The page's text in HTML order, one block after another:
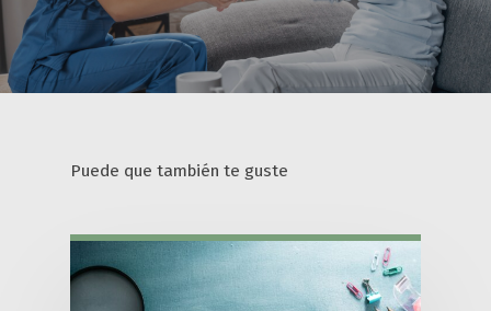
Puede que también te guste